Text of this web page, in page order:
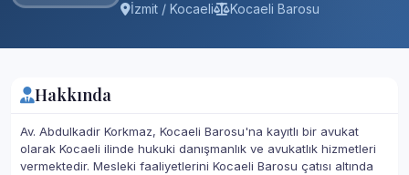
İzmit / Kocaeli Kocaeli Barosu
Hakkında
Av. Abdulkadir Korkmaz, Kocaeli Barosu'na kayıtlı bir avukat
olarak Kocaeli ilinde hukuki danışmanlık ve avukatlık hizmetleri
vermektedir. Mesleki faaliyetlerini Kocaeli Barosu çatısı altında